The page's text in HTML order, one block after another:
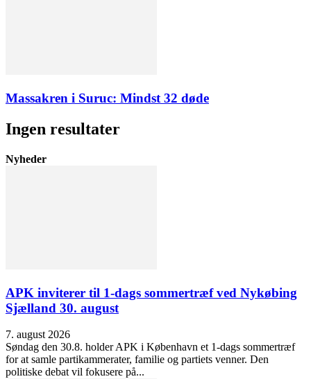
Massakren i Suruc: Mindst 32 døde
Ingen resultater
Nyheder
APK inviterer til 1-dags sommertræf ved Nykøbing
Sjælland 30. august
7. august 2026
Søndag den 30.8. holder APK i København et 1-dags sommertræf
for at samle partikammerater, familie og partiets venner. Den
politiske debat vil fokusere på...